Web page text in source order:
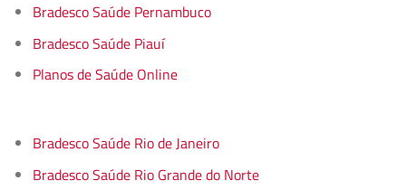
Bradesco Saúde Pernambuco
Bradesco Saúde Piauí
Planos de Saúde Online
Bradesco Saúde Rio de Janeiro
Bradesco Saúde Rio Grande do Norte